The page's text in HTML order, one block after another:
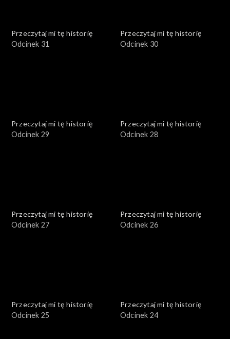
Przeczytaj mi tę historię
Odcinek 31
Przeczytaj mi tę historię
Odcinek 30
Przeczytaj mi tę historię
Odcinek 29
Przeczytaj mi tę historię
Odcinek 28
Przeczytaj mi tę historię
Odcinek 27
Przeczytaj mi tę historię
Odcinek 26
Przeczytaj mi tę historię
Odcinek 25
Przeczytaj mi tę historię
Odcinek 24